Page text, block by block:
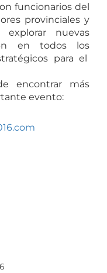
funcionarios del
provinciales y
nuevas
en todos los
para el
encontrar más
evento: